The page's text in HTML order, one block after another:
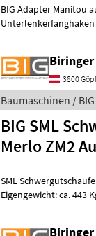
BIG Adapter Manitou
Biringer
3800
Baumaschinen / BIG
BIG SML
Merlo ZM2
SML
Eigengewicht: ca. 443
Biringer